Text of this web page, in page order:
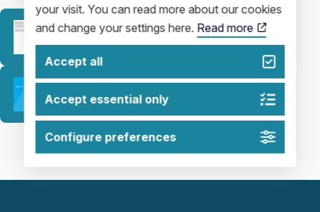
Release
Impact Coatings årsredovisning för 2016
your visit. You can read more about our cookies
and change your settings here. Read more
Accept all
Accept essential only
Configure preferences